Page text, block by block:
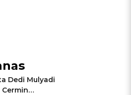
Dedi Mulyadi
Cermin